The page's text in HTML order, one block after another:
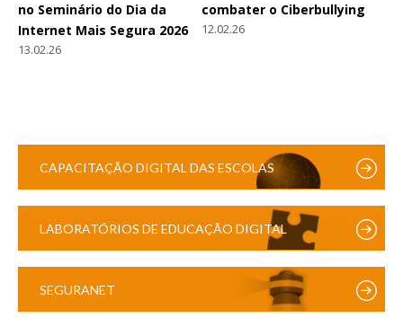
no Seminário do Dia da
Internet Mais Segura 2026
13.02.26
combater o Ciberbullying
12.02.26
CAPACITAÇÃO DIGITAL DAS ESCOLAS
LABORATÓRIOS DE EDUCAÇÃO DIGITAL
SEGURANET